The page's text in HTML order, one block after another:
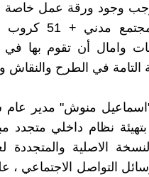
وجب وجود ورقة عمل
الشبكة (28
وامال أن تقوم بها في
في الطرح والنقاش
منوش" مدير عام
بتهيئة نظام داخلي متجدد
التواصل الاجتماعي ،